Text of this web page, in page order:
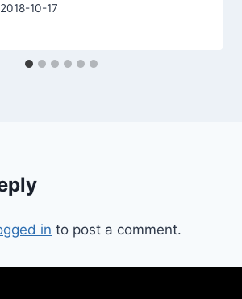
2018-10-17
in to post a comment.